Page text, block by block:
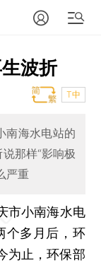
波折
T中
南海水电站的
那样“影响极
严重
市小南海水电
个多月后，环
为止，环保部